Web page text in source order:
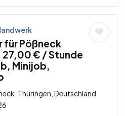
für Pößneck
€ / Stunde
Minijob,
Thüringen, Deutschland